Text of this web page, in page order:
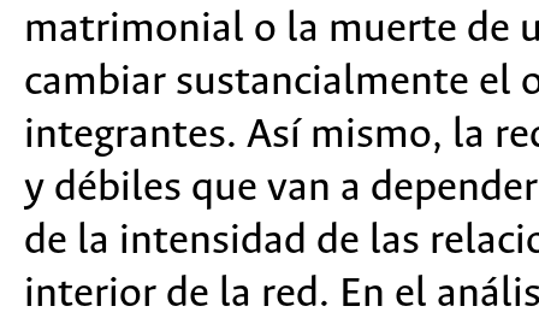
matrimonial o la muerte de
cambiar sustancialmente el
integrantes. Así mismo, la
y débiles que van a
de la intensidad de las
interior de la red. En el